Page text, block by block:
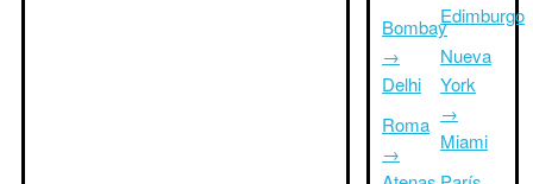
Bombay
→
Delhi
Roma
→
Edimburgo
Nueva
York
→
Miami